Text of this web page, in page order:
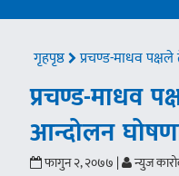
गृहपृष्ठ प्रचण्ड-माधव
प्रचण्ड-माधव
आन्दोलन
फागुन २, २०७७ | न्युज